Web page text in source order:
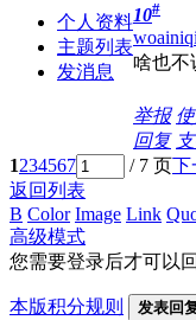
个人资料
主题列表
发消息
10#
啥也不
举报
回复
1234567 / 7 页下
返回列表
B Color Image Link
高级模式
您需要登录后才可以
本版积分规则 发表回